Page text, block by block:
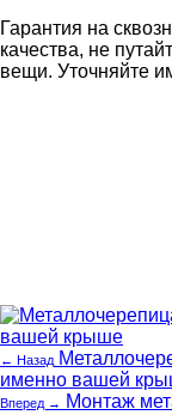
Гарантия на
качества, не
вещи. Уточняйте
← Назад
именно вашей
Вперед →
Монтаж